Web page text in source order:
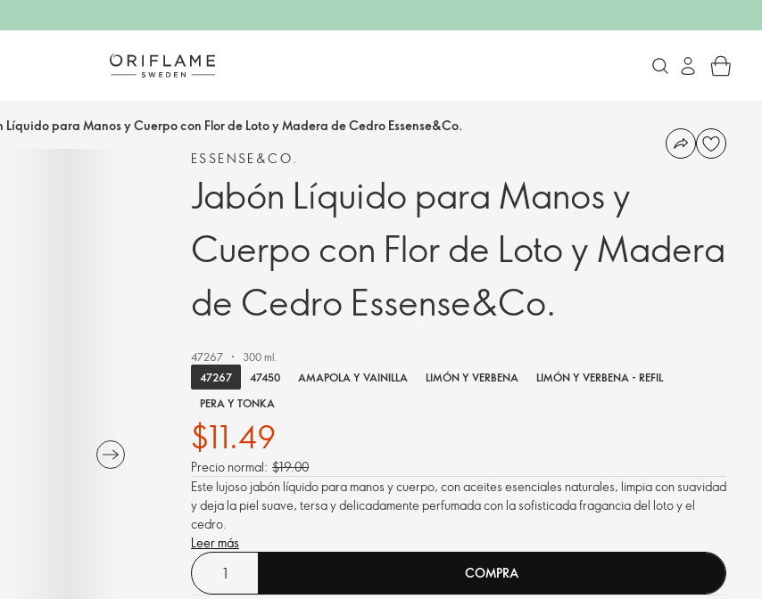
Líquido para Manos y Cuerpo con Flor de Loto y Madera de Cedro Essense&Co.
ESSENSE&CO.
Jabón Líquido para Manos y
Cuerpo con Flor de Loto y Madera
de Cedro Essense&Co.
47267
300 ml.
47267
47450 AMAPOLA Y VAINILLA LIMÓN Y VERBENA
LIMÓN Y VERBENA - REFIL
PERA Y TONKA
$11.49
Precio normal: $19.00
Este lujoso jabón líquido para manos y cuerpo, con aceites esenciales naturales, limpia con suavidad
y deja la piel suave, tersa y delicadamente perfumada con la sofisticada fragancia del loto y el
cedro.
Leer más
COMPRA